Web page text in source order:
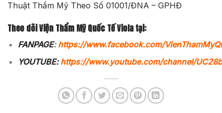
Thuật Thẩm Mỹ Theo Số 01001/ĐNA – GPHĐ
Theo dõi Viện Thẩm Mỹ Quốc Tế Viola tại:
FANPAGE: https://www.facebook.com/
YOUTUBE: https://www.youtube.com/channel/